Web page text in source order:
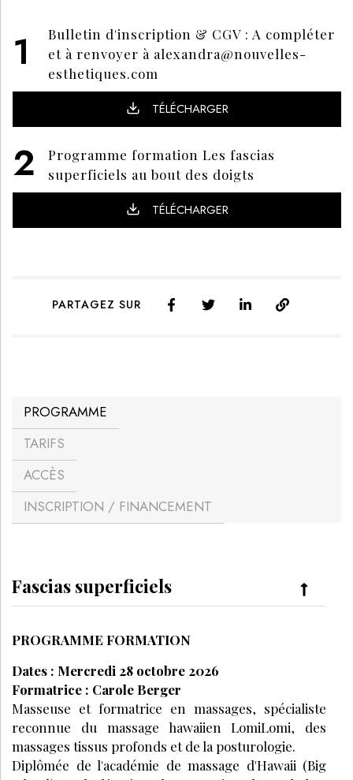
Bulletin d'inscription & CGV : A compléter
et à renvoyer à alexandra@nouvelles-
esthetiques.com
TÉLÉCHARGER
Programme formation Les fascias
superficiels au bout des doigts
TÉLÉCHARGER
PARTAGEZ SUR
PROGRAMME
TARIFS
ACCÈS
INSCRIPTION / FINANCEMENT
Fascias superficiels
PROGRAMME FORMATION
Dates : Mercredi 28 octobre 2026
Formatrice : Carole Berger
Masseuse et formatrice en massages, spécialiste
reconnue du massage hawaiien LomiLomi, des
massages tissus profonds et de la posturologie.
Diplômée de l'académie de massage d'Hawaii (Big